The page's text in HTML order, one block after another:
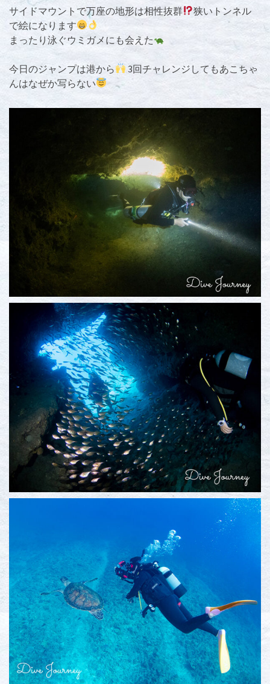
サイドマウントで万座の地形は相性抜群
狭いトンネル
で絵になります
まったり泳ぐウミガメにも会えた
今日のジャンプは港から
3回チャレンジしてもあこちゃ
んはなぜか写らない